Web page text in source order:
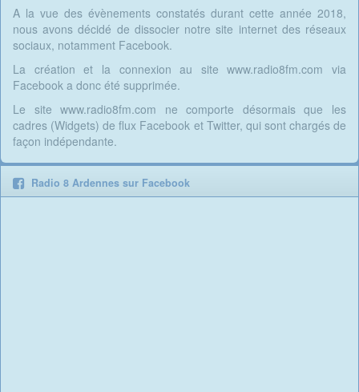
A la vue des évènements constatés durant cette année 2018,
nous avons décidé de dissocier notre site internet des réseaux
sociaux, notamment Facebook.
La création et la connexion au site www.radio8fm.com via
Facebook a donc été supprimée.
Le site www.radio8fm.com ne comporte désormais que les
cadres (Widgets) de flux Facebook et Twitter, qui sont chargés de
façon indépendante.
Radio 8 Ardennes sur Facebook